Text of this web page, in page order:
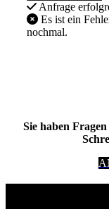
Anfrage
Es ist ein
nochmal.
Sie haben